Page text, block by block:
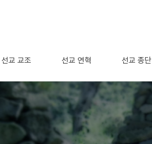
선교 교조 선교 연혁 선교 종단